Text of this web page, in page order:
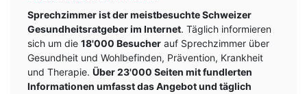
Sprechzimmer ist der meistbesuchte Schweizer
Gesundheitsratgeber im Internet. Täglich informieren
sich um die 18'000 Besucher auf Sprechzimmer über
Gesundheit und Wohlbefinden, Prävention, Krankheit
und Therapie. Über 23'000 Seiten mit fundlerten
Informationen umfasst das Angebot und täglich